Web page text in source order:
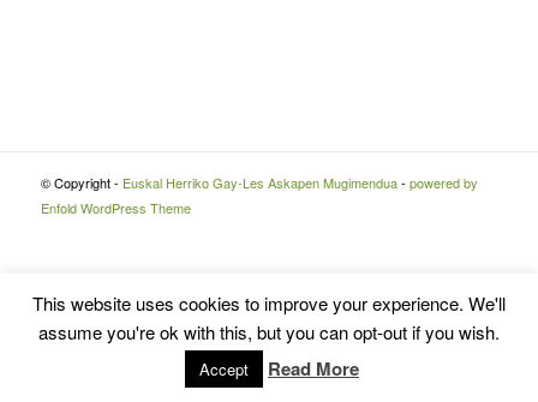
© Copyright - Euskal Herriko Gay-Les Askapen Mugimendua- powered by
Enfold WordPress Theme
This website uses cookies to improve your experience. We'll
assume you're ok with this, but you can opt-out if you wish.
Accept Read More